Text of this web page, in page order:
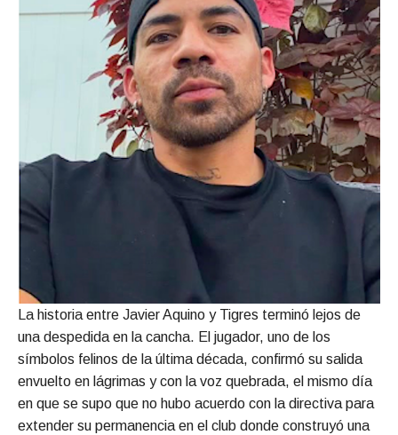
La historia entre Javier Aquino y Tigres terminó lejos de
una despedida en la cancha. El jugador, uno de los
símbolos felinos de la última década, confirmó su salida
envuelto en lágrimas y con la voz quebrada, el mismo día
en que se supo que no hubo acuerdo con la directiva para
extender su permanencia en el club donde construyó una